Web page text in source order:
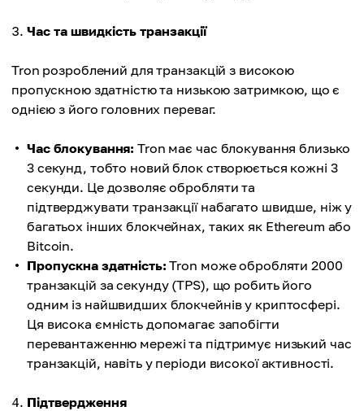
Час та швидкість транзакції
Tron розроблений для транзакцій з високою
пропускною здатністю та низькою затримкою, що є
однією з його головних переваг.
Час блокування: Tron має час блокування близько
3 секунд, тобто новий блок створюється кожні 3
секунди. Це дозволяє обробляти та
підтверджувати транзакції набагато швидше, ніж у
багатьох інших блокчейнах, таких як Ethereum або
Bitcoin.
Пропускна здатність: Tron може обробляти 2000
транзакцій за секунду (TPS), що робить його
одним із найшвидших блокчейнів у криптосфері.
Ця висока ємність допомагає запобігти
перевантаженню мережі та підтримує низький час
транзакцій, навіть у періоди високої активності.
Підтвердження